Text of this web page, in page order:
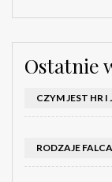
Ostatnie
CZYM JEST HR